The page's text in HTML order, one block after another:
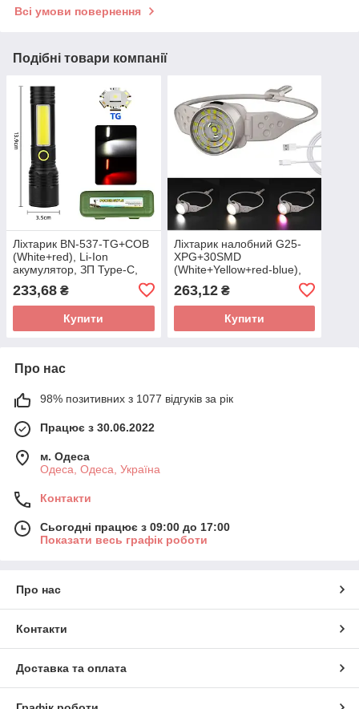
Всі умови повернення
Подібні товари компанії
Ліхтарик BN-537-TG+COB
(White+red), Li-Ion
акумулятор, ЗП Type-C,
233,68 ₴
Купити
Ліхтарик налобний G25-
XPG+30SMD
(White+Yellow+red-blue),
Type-C
263,12₴
Купити
Про нас
98% позитивних з 1077 відгуків за рік
Працює з 30.06.2022
м. Одеса
Одеса, Одеса, Україна
Контакти
Сьогодні працює з 09:00 до 17:00
Показати весь графік роботи
Про нас
Контакти
Доставка та оплата